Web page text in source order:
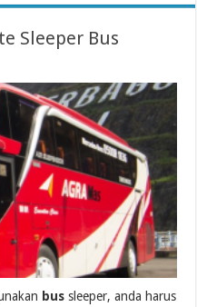
Sleeper Bus
bus sleeper, anda harus